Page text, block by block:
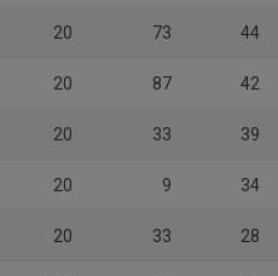
20 73 44
20 87 42
20 33 39
20 9 34
20 33 28